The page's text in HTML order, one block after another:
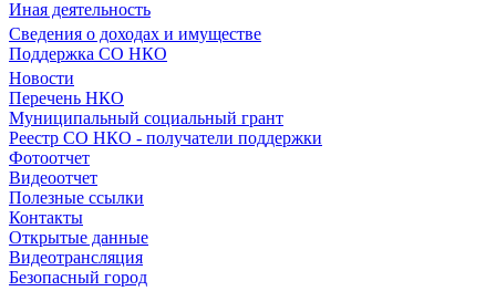
Иная деятельность
Сведения о доходах и имуществе
Поддержка СО НКО
Новости
Перечень НКО
Муниципальный социальный грант
Реестр СО НКО - получатели поддержки
Фотоотчет
Видеоотчет
Полезные ссылки
Контакты
Открытые данные
Видеотрансляция
Безопасный город